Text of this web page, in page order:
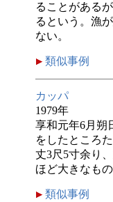
ることがある
るという。漁
ない。
類似事例
カッパ
1979年
享和元年6月朔
をしたところ
丈3尺5寸余り
ほど大きなもの
類似事例